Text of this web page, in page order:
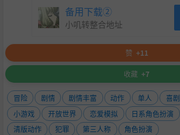
备用下载②
小叽转整合地址
赞 +11
收藏 +7
冒险 剧情 剧情丰富 动作 单人 喜剧
小游戏
开放世界 恋爱模拟 日系角色扮演
清版动作
犯罪 第三人称
角色扮演